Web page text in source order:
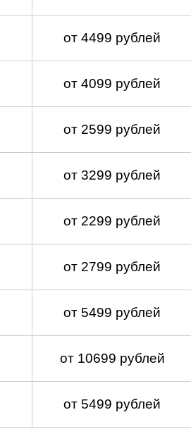
от 4499 рублей
от 4099 рублей
от 2599 рублей
от 3299 рублей
от 2299 рублей
от 2799 рублей
от 5499 рублей
от 10699 рублей
от 5499 рублей